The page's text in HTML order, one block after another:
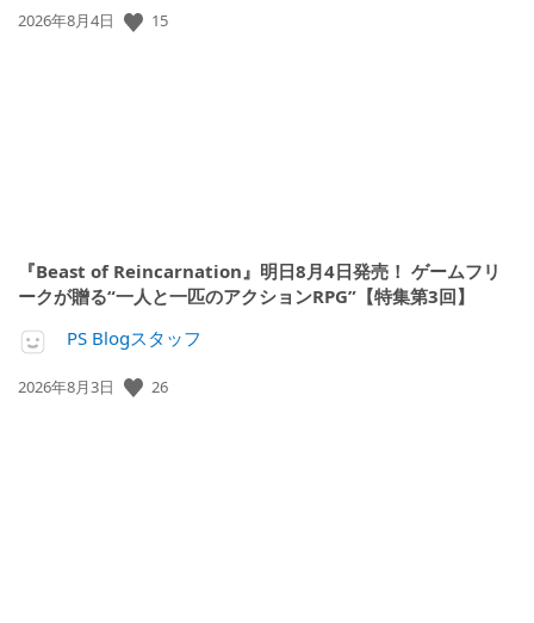
公
2026年8月4日 15
『Beast of Reincarnation』明日8月4日発売！ ゲームフリ
ークが贈る“一人と一匹のアクションRPG”【特集第3回】
PS Blogスタッフ
公
2026年8月3日 26